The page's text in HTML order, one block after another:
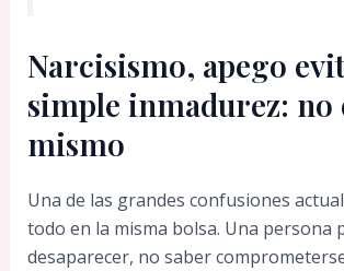
Narcisismo, apego
simple inmadurez: no
mismo
Una de las grandes confusiones
todo en la misma bolsa. Una persona
desaparecer, no saber